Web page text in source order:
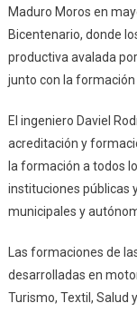
Maduro Moros en
Bicentenario, donde
productiva avalada
junto con la
El ingeniero Daviel
acreditación y
la formación a todos
instituciones públicas
municipales y
Las formaciones de
desarrolladas en
Turismo, Textil, Salud